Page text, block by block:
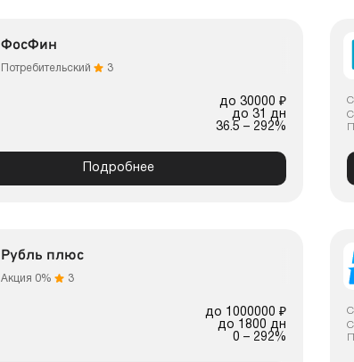
ФосФин
Потребительский 3
до 30000 ₽
до 31 дн
36.5 – 292%
Подробнее
Рубль плюс
Акция 0% 3
до 1000000 ₽
до 1800 дн
0 – 292%